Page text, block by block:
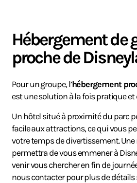
Hébergement de
proche de
Pour un groupe, l’hébergement
est une solution à la fois pratique
Un hôtel situé à proximité du parc
facile aux attractions, ce qui vous
votre temps de divertissement. Une
permettra de vous emmener à
venir vous chercher en fin de
nous contacter pour plus de détails